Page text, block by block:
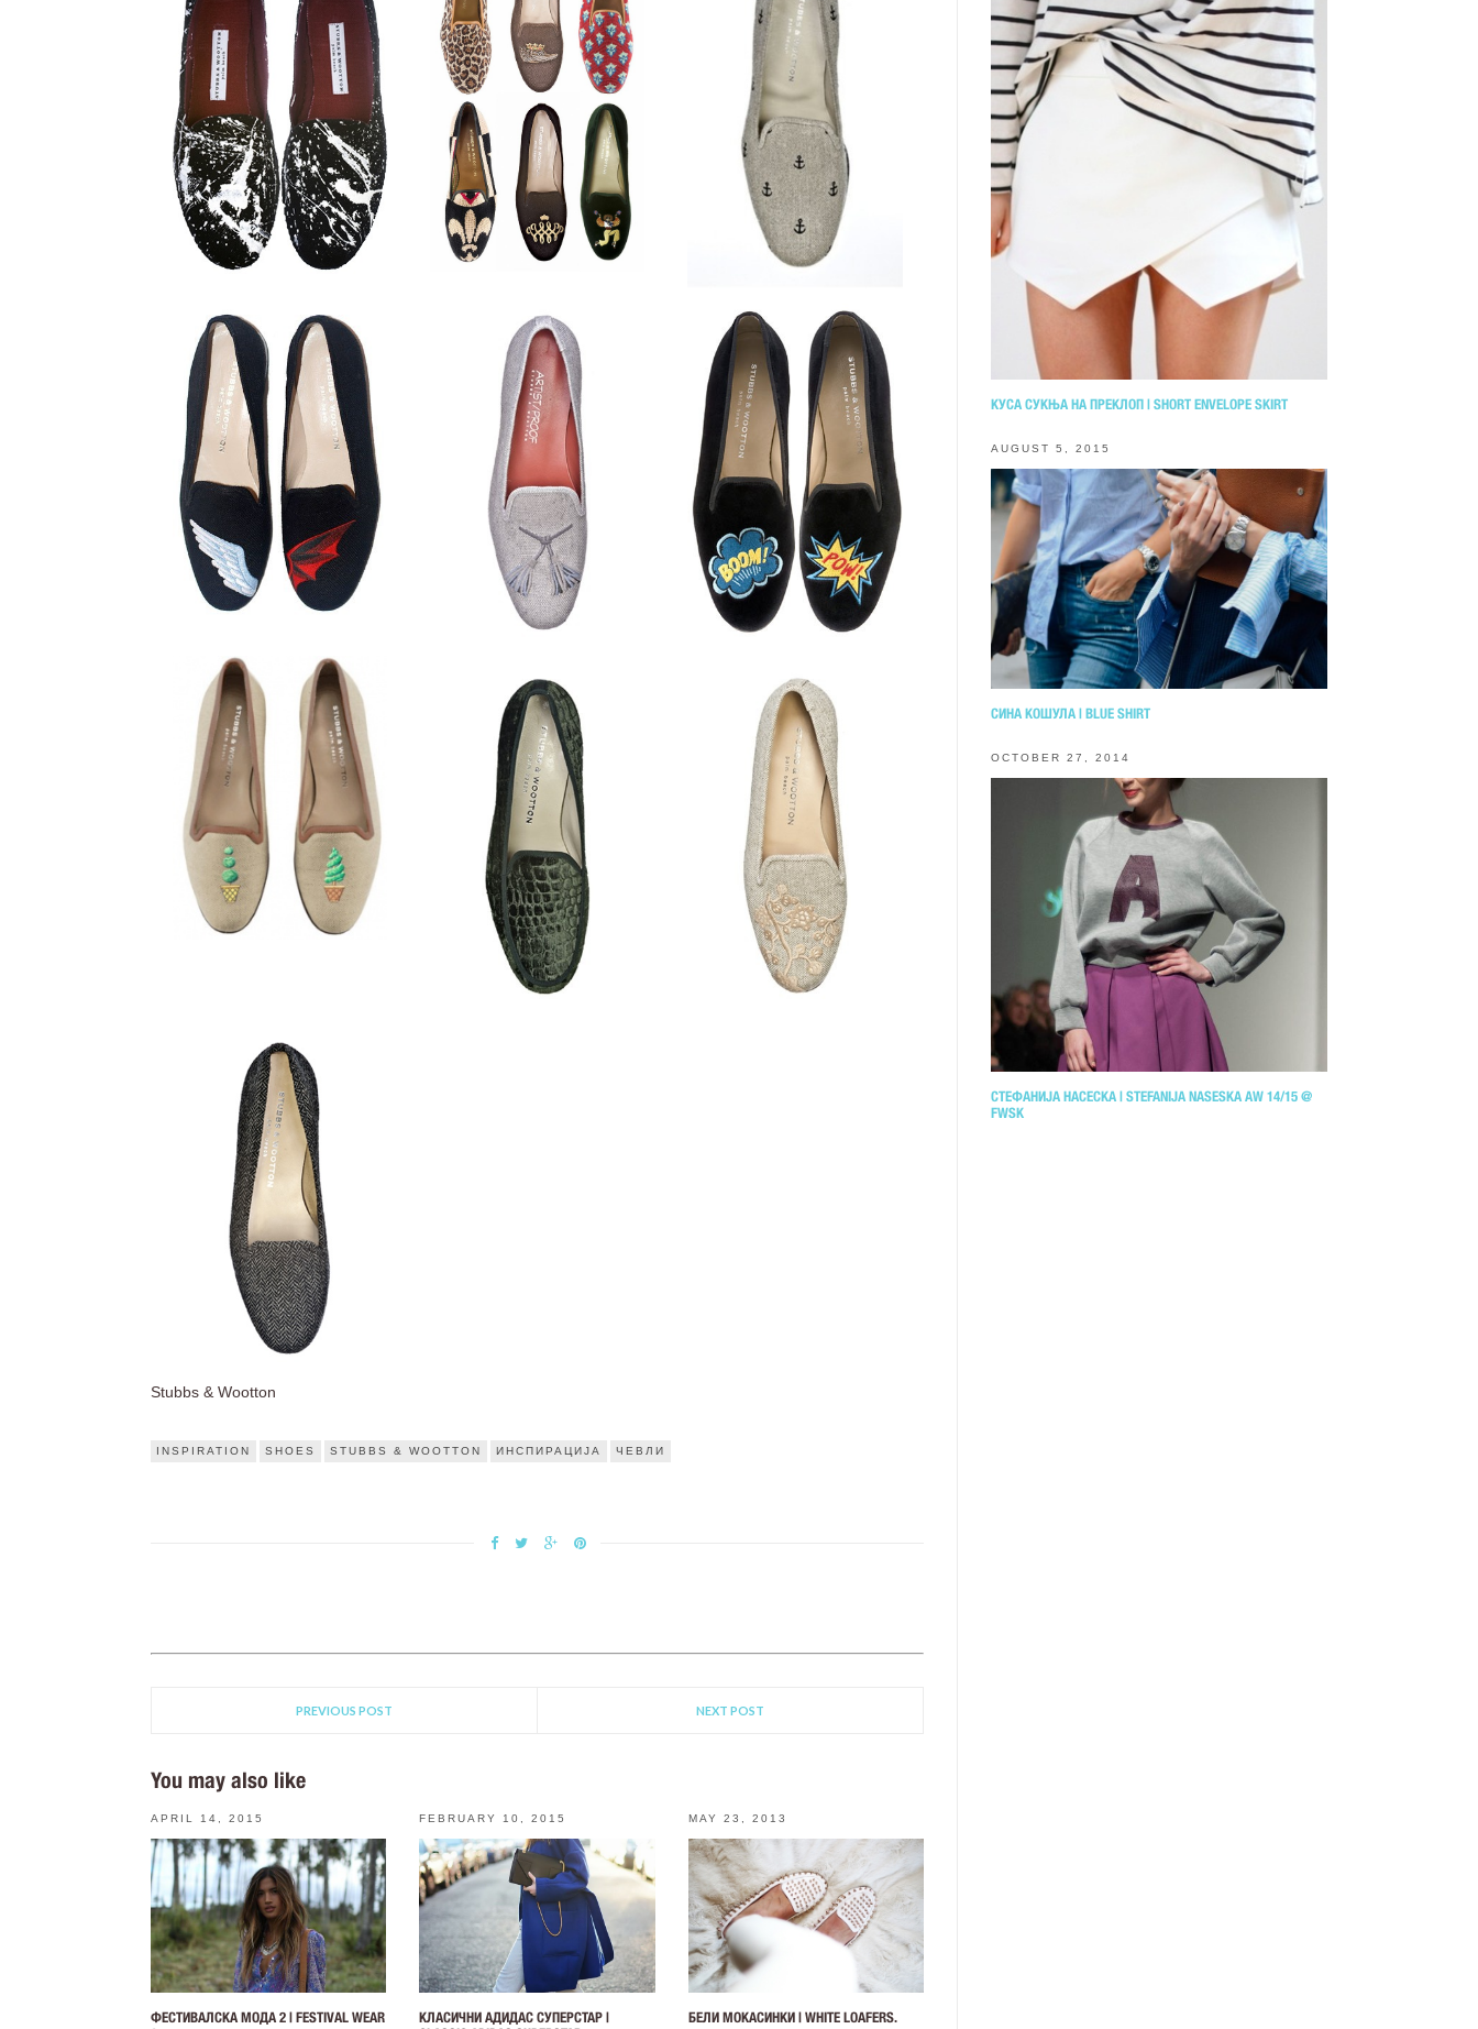
Stubbs & Wootton
INSPIRATION SHOES STUBBS & WOOTTON ИНСПИРАЦИЈА ЧЕВЛИ
PREVIOUS POST NEXT POST
You may also like
APRIL 14, 2015
ФЕСТИВАЛСКА МОДА 2 | FESTIVAL WEAR
FEBRUARY 10, 2015
КЛАСИЧНИ АДИДАС СУПЕРСТАР |
MAY 23, 2013
БЕЛИ МОКАСИНКИ | WHITE LOAFERS.
КУСА СУКЊА НА ПРЕКЛОП | SHORT ENVELOPE SKIRT
AUGUST 5, 2015
СИНА КОШУЛА | BLUE SHIRT
OCTOBER 27, 2014
СТЕФАНИЈА НАСЕСКА | STEFANIJA NASESKA AW 14/15 @
FWSK